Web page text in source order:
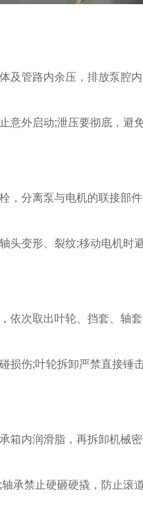
管路内余压，排放泵腔内
外启动;泄压要彻底，避
分离泵与电机的联接部件
变形、裂纹;移动电机时
次取出叶轮、挡套、轴套
伤;叶轮拆卸严禁直接锤
内润滑脂，再拆卸机械密
禁止硬砸硬撬，防止滚